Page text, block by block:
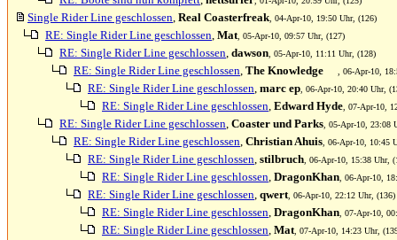
Single Rider Line geschlossen, Real Coasterfreak , 04-Apr-10, 19:50 Uhr, (126)
RE: Single Rider Line geschlossen, Mat , 05-Apr-10, 09:57 Uhr, (127)
RE: Single Rider Line geschlossen, dawson , 05-Apr-10, 11:11 Uhr, (128)
RE: Single Rider Line geschlossen, The Knowledge , 06-Apr-10,
RE: Single Rider Line geschlossen, marc ep , 06-Apr-10, 20:40 Uhr,
RE: Single Rider Line geschlossen, Edward Hyde , 07-Apr-10,
RE: Single Rider Line geschlossen, Coaster und Parks , 05-Apr-10, 23:08
RE: Single Rider Line geschlossen, Christian Ahuis , 06-Apr-10, 10:45
RE: Single Rider Line geschlossen, stilbruch , 06-Apr-10, 15:38 Uhr,
RE: Single Rider Line geschlossen, DragonKhan , 06-Apr-10,
RE: Single Rider Line geschlossen, qwert , 06-Apr-10, 22:12 Uhr, (136)
RE: Single Rider Line geschlossen, DragonKhan , 07-Apr-10,
RE: Single Rider Line geschlossen, Mat , 07-Apr-10, 14:23 Uhr,